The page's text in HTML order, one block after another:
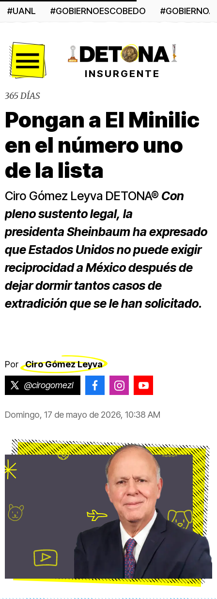
#UANL #GOBIERNOESCOBEDO
INSURGENTE
365 DÍAS
Pongan a El Minilic
en el número uno
de la lista
Ciro Gómez Leyva DETONA® Con
pleno sustento legal, la
presidenta Sheinbaum ha expresado
que Estados Unidos no puede exigir
reciprocidad a México después de
dejar dormir tantos casos de
extradición que se le han solicitado.
Por Ciro Gómez Leyva
@cirogomezl @CiroGomezLeyva
@cirogomezleyva
Domingo, 17 de mayo de 2026, 10:38 AM